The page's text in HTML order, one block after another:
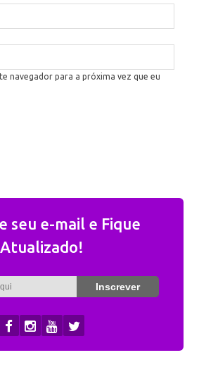
navegador para a próxima vez que eu
seu e-mail e Fique
Atualizado!